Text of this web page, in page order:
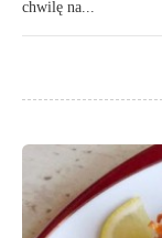
chwilę na...